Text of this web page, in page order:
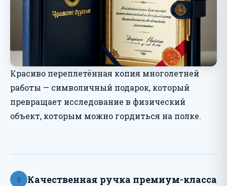
Красиво переплетённая копия многолетней
работы — символичный подарок, который
превращает исследование в физический
объект, которым можно гордиться на полке.
8 Качественная ручка премиум-класса